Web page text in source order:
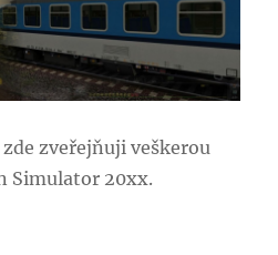
zveřejňuji veškerou
Simulator 20xx.
tvorba do RailWorks“